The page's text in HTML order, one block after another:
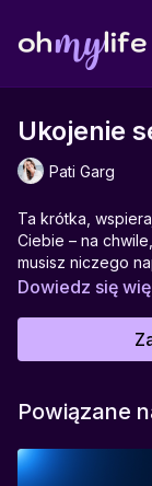
Ukojenie
Pati Garg
Ta krótka,
Ciebie – na
musisz niczego
– z sobą, z
dać emocjom
spotkanie z
niepokoju.
Pomaga w:
Dowiedz się
Powiązane